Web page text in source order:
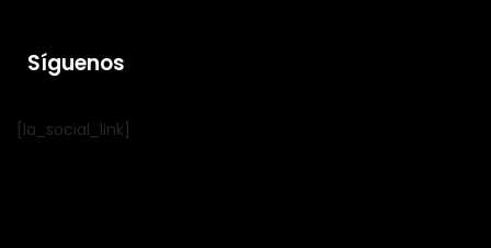
Síguenos
[la_social_link]